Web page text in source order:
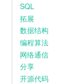
SQL
拓展
数据结构
编程算法
网络通信
分享
开源代码